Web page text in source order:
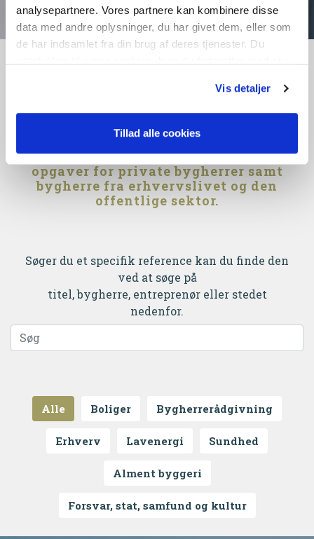
analysepartnere. Vores partnere kan kombinere disse
data med andre oplysninger, du har givet dem, eller som
de har indsamlet fra din brug af deres tjenester. Du
Vis detaljer
Tillad alle cookies
REFERENCER
Årligt håndterer vi mere end 800
opgaver for private bygherrer samt
bygherre fra erhvervslivet og den
offentlige sektor.
Søger du et specifik reference kan du finde den
ved at søge på
titel, bygherre, entreprenør eller stedet
nedenfor.
Alle Boliger Bygherrerådgivning
Erhverv Lavenergi Sundhed
Alment byggeri
Forsvar, stat, samfund og kultur